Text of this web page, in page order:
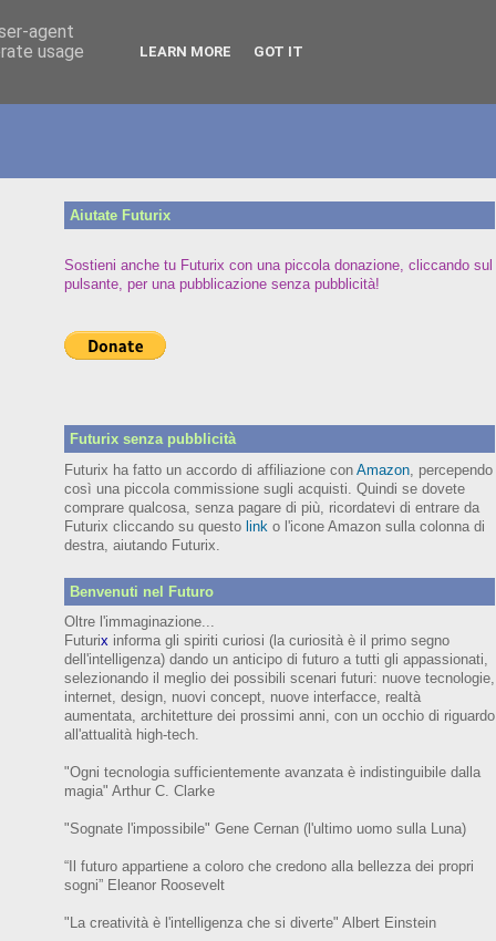
Aiutate Futurix
Sostieni anche tu Futurix con una piccola donazione, cliccando sul
pulsante, per una pubblicazione senza pubblicità!
Futurix senza pubblicità
Futurix ha fatto un accordo di affiliazione con Amazon, percependo
così una piccola commissione sugli acquisti. Quindi se dovete
comprare qualcosa, senza pagare di più, ricordatevi di entrare da
Futurix cliccando su questo link o l'icone Amazon sulla colonna di
destra, aiutando Futurix.
Benvenuti nel Futuro
Oltre l'immaginazione...
Futurix informa gli spiriti curiosi (la curiosità è il primo segno
dell'intelligenza)dando un anticipo di futuroa tutti gli appassionati,
selezionando il meglio dei possibili scenari futuri: nuove tecnologie,
internet, design, nuovi concept, nuove interfacce, realtà
aumentata, architetture dei prossimi anni, con un occhio di riguardo
all'attualità high-tech.
"Ogni tecnologia sufficientemente avanzata è indistinguibile dalla
magia" Arthur C. Clarke
"Sognate l'impossibile" Gene Cernan (l'ultimo uomo sulla Luna)
“Il futuro appartiene a coloro che credono alla bellezza dei propri
sogni” EleanorRoosevelt
"La creatività è l'intelligenza che si diverte" Albert Einstein
agent
usage
LEARN MORE GOT IT